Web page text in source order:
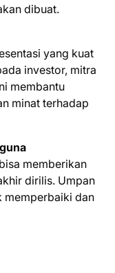
dibuat.
yang kuat
investor, mitra
membantu
minat terhadap
memberikan
dirilis. Umpan
memperbaiki dan